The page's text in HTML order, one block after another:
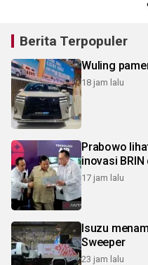
Berita Terpopuler
Wuling
18 jam lalu
Prabowo
inovasi BRIN
17 jam lalu
Isuzu
Sweeper
23 jam lalu